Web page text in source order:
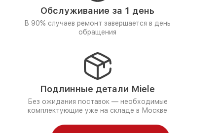
Обслуживание за 1 день
В 90% случаев ремонт завершается в день
обращения
Подлинные детали Miele
Без ожидания поставок — необходимые
комплектующие уже на складе в Москве